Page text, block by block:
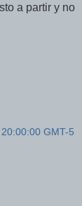
a partir y no
GMT-5